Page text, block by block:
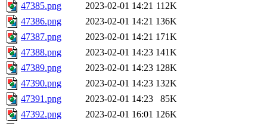
47385.png
2023-02-01 14:21 112K
47386.png
2023-02-01 14:21 136K
47387.png
2023-02-01 14:21 171K
47388.png
2023-02-01 14:23 141K
47389.png
2023-02-01 14:23 128K
47390.png
2023-02-01 14:23 132K
47391.png
2023-02-01 14:23
85K
47392.png
2023-02-01 16:01 126K